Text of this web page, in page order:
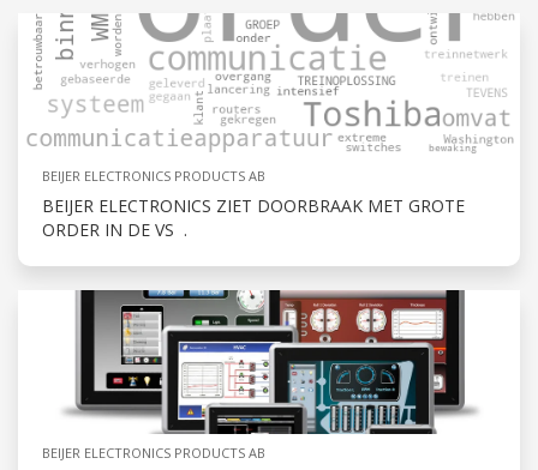
BEIJER ELECTRONICS PRODUCTS AB
BEIJER ELECTRONICS ZIET DOORBRAAK MET GROTE
ORDER IN DE VS .
BEIJER ELECTRONICS PRODUCTS AB